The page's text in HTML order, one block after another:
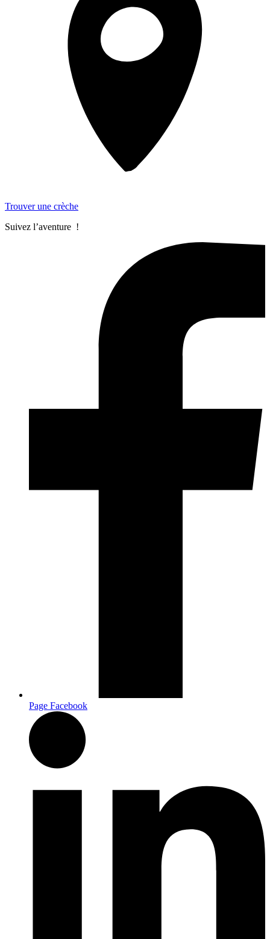
Trouver une crèche
Suivez l’aventure !
Page Facebook